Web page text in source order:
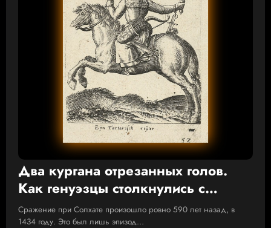
Два кургана отрезанных голов.
Как генуэзцы столкнулись с
татарскими батырами
Сражение при Солхате произошло ровно 590 лет назад, в
1434 году. Это был лишь эпизод…